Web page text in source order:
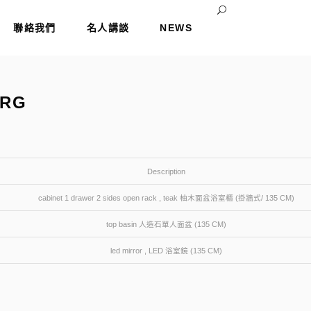
聯絡我們 名人講談 NEWS
Description
cabinet 1 drawer 2 sides open rack , teak 柚木面盆浴室櫃 (掛牆式/ 135 CM)
top basin 人造石單人面盆 (135 CM)
led mirror , LED 浴室鏡 (135 CM)